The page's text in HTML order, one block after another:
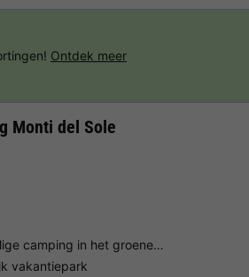
Monti del Sole
camping in het groene…
vakantiepark
Ontdek meer